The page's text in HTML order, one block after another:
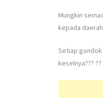
Mungkin
kepada
Setiap gondok
keselnya??? ??